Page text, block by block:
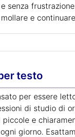
senza
e
testo
per essere
di studio di
piccole e
giorno.